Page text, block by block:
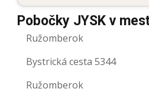
Pobočky JYSK v
Ružomberok
Bystrická cesta 5344
Ružomberok